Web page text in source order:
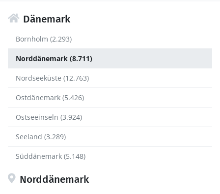
Dänemark
Bornholm (2.293)
Norddänemark (8.711)
Nordseeküste (12.763)
Ostdänemark (5.426)
Ostseeinseln (3.924)
Seeland (3.289)
Süddänemark (5.148)
Norddänemark